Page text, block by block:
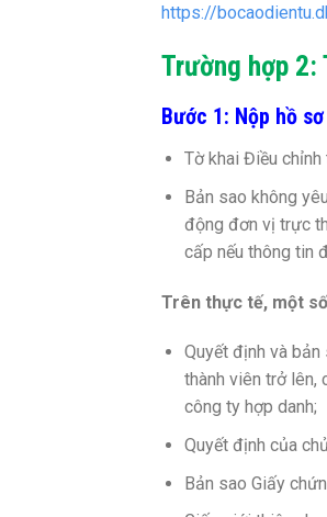
https://
Trường hợp 2:
Bước 1: Nộp hồ
Tờ khai Điều
Bản sao không
động đơn vị trực
cấp nếu thông tin
Trên thực tế, một
Quyết định và
thành viên trở lên,
công ty hợp danh;
Quyết định của
Bản sao Giấy